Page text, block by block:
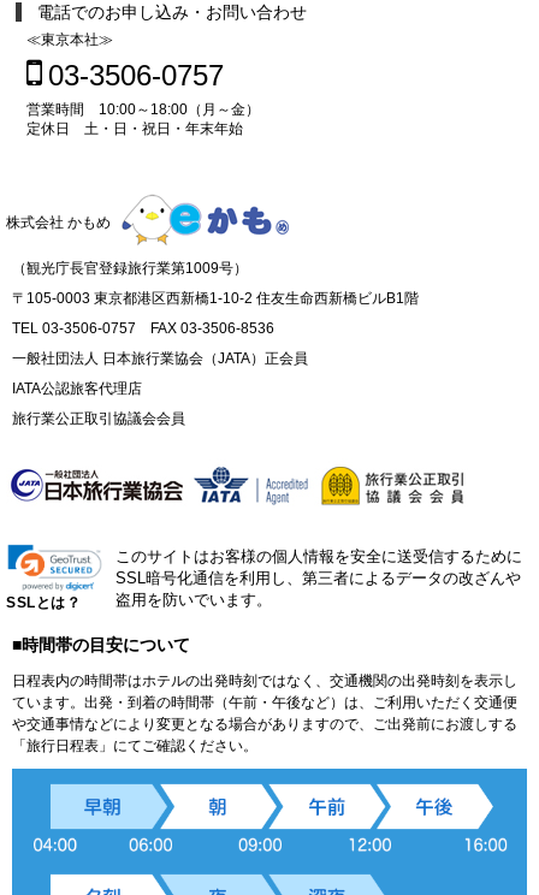
電話でのお申し込み・お問い合わせ
≪東京本社≫
03-3506-0757
営業時間 10:00～18:00（月～金）
定休日 土・日・祝日・年末年始
株式会社 かもめ
（観光庁長官登録旅行業第1009号）
〒105-0003 東京都港区西新橋1-10-2 住友生命西新橋ビルB1階
TEL 03-3506-0757 FAX 03-3506-8536
一般社団法人 日本旅行業協会（JATA）正会員
IATA公認旅客代理店
旅行業公正取引協議会会員
SSLとは？
このサイトはお客様の個人情報を安全に送受信するために
SSL暗号化通信を利用し、第三者によるデータの改ざんや
盗用を防いでいます。
■時間帯の目安について
日程表内の時間帯はホテルの出発時刻ではなく、交通機関の出発時刻を表示し
ています。出発・到着の時間帯（午前・午後など）は、ご利用いただく交通便
や交通事情などにより変更となる場合がありますので、ご出発前にお渡しする
「旅行日程表」にてご確認ください。